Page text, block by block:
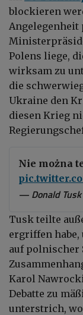
blockieren
Angelegenheit
Polens liege,
wirksam zu
die
Ukraine den
diesen Krieg
Nie można
— Donald
Tusk teilte
ergriffen habe,
auf polnischer
Karol
Debatte zu
unterstrich,